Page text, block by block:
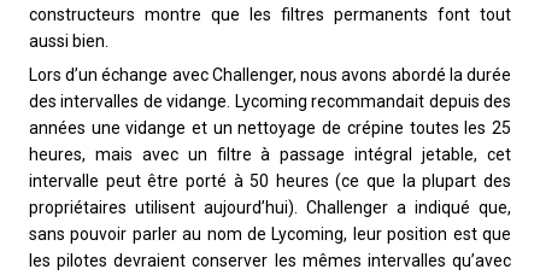
constructeurs montre que les filtres permanents font tout
aussi bien.
Lors d’un échange avec Challenger, nous avons abordé la durée
des intervalles de vidange. Lycoming recommandait depuis des
années une vidange et un nettoyage de crépine toutes les 25
heures, mais avec un filtre à passage intégral jetable, cet
intervalle peut être porté à 50 heures (ce que la plupart des
propriétaires utilisent aujourd’hui). Challenger a indiqué que,
sans pouvoir parler au nom de Lycoming, leur position est que
les pilotes devraient conserver les mêmes intervalles qu’avec